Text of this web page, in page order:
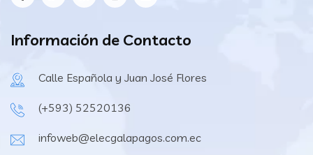
Información de Contacto
Calle Española y Juan José Flores
(+593) 52520136
infoweb@elecgalapagos.com.ec